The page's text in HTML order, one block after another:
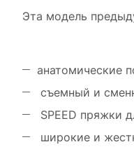
Эта модель
анатомические
съемный и
SPEED пряжки
широкие и